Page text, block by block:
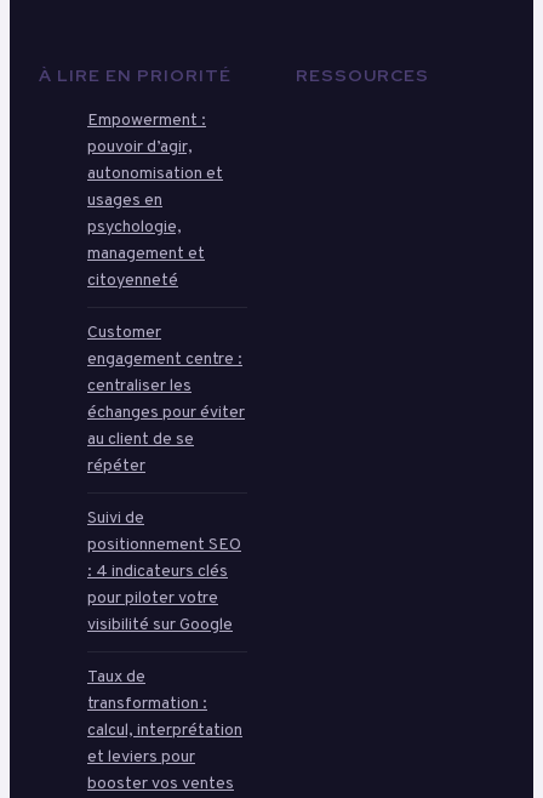
À LIRE EN PRIORITÉ
Empowerment :
pouvoir d’agir,
autonomisation et
usages en
psychologie,
management et
citoyenneté
Customer
engagement centre :
centraliser les
échanges pour éviter
au client de se
répéter
Suivi de
positionnement SEO
: 4 indicateurs clés
pour piloter votre
visibilité sur Google
Taux de
transformation :
calcul, interprétation
et leviers pour
booster vos ventes
RESSOURCES